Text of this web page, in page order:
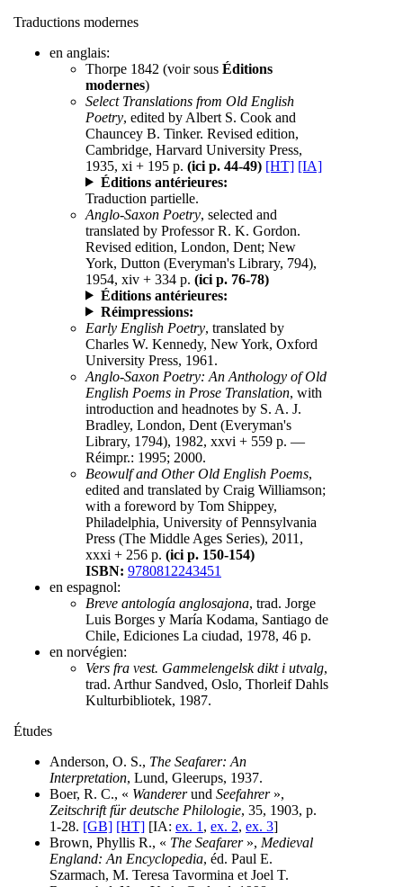
Traductions modernes
en anglais:
Thorpe 1842 (voir sous Éditions
modernes)
Select Translations from Old English
Poetry, edited by Albert S. Cook and
Chauncey B. Tinker. Revised edition,
Cambridge, Harvard University Press,
1935, xi + 195 p. (ici p. 44-49) [HT] [IA]
Éditions antérieures:
Traduction partielle.
Anglo-Saxon Poetry, selected and
translated by Professor R. K. Gordon.
Revised edition, London, Dent; New
York, Dutton (Everyman's Library, 794),
1954, xiv + 334 p. (ici p. 76-78)
Éditions antérieures:
Réimpressions:
Early English Poetry, translated by
Charles W. Kennedy, New York, Oxford
University Press, 1961.
Anglo-Saxon Poetry: An Anthology of Old
English Poems in Prose Translation, with
introduction and headnotes by S. A. J.
Bradley, London, Dent (Everyman's
Library, 1794), 1982, xxvi + 559 p. —
Réimpr.: 1995; 2000.
Beowulf and Other Old English Poems,
edited and translated by Craig Williamson;
with a foreword by Tom Shippey,
Philadelphia, University of Pennsylvania
Press (The Middle Ages Series), 2011,
xxxi + 256 p. (ici p. 150-154)
ISBN: 9780812243451
en espagnol:
Breve antología anglosajona, trad. Jorge
Luis Borges y María Kodama, Santiago de
Chile, Ediciones La ciudad, 1978, 46 p.
en norvégien:
Vers fra vest. Gammelengelsk dikt i utvalg,
trad. Arthur Sandved, Oslo, Thorleif Dahls
Kulturbibliotek, 1987.
Études
Anderson, O. S., The Seafarer: An
Interpretation, Lund, Gleerups, 1937.
Boer, R. C., « Wandererund Seefahrer»,
Zeitschrift für deutsche Philologie, 35, 1903, p.
1-28. [GB] [HT] [IA: ex. 1 , ex. 2, ex. 3]
Brown, Phyllis R., « The Seafarer», Medieval
England: An Encyclopedia, éd. Paul E.
Szarmach, M. Teresa Tavormina et Joel T.